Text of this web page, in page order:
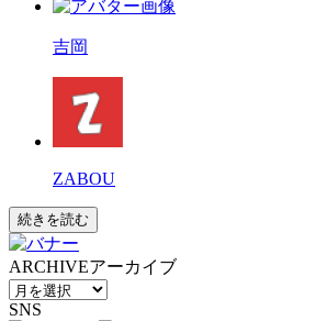
吉岡
ZABOU
続きを読む
ARCHIVEアーカイブ
SNS